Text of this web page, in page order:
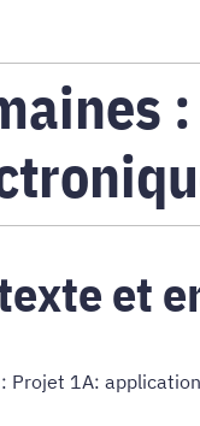
et
Projet 1A: